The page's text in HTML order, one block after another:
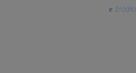
źródło